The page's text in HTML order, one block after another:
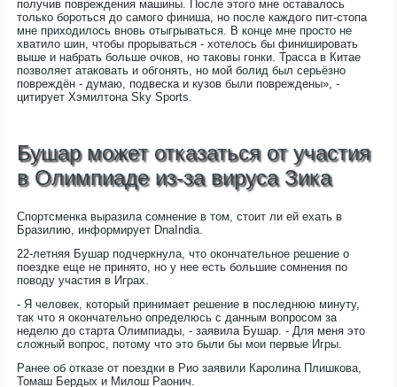
получив повреждения машины. После этого мне оставалось
только бороться до самого финиша, но после каждого пит-стопа
мне приходилось вновь отыгрываться. В конце мне просто не
хватило шин, чтобы прорываться - хотелось бы финишировать
выше и набрать больше очков, но таковы гонки. Трасса в Китае
позволяет атаковать и обгонять, но мой болид был серьёзно
повреждён - думаю, подвеска и кузов были повреждены», -
цитирует Хэмилтона Sky Sports.
Бушар может отказаться от участия
в Олимпиаде из-за вируса Зика
Спортсменка выразила сомнение в том, стоит ли ей ехать в
Бразилию, информирует DnaIndia.
22-летняя Бушар подчеркнула, что окончательное решение о
поездке еще не принято, но у нее есть большие сомнения по
поводу участия в Играх.
- Я человек, который принимает решение в последнюю минуту,
так что я окончательно определюсь с данным вопросом за
неделю до старта Олимпиады, - заявила Бушар. - Для меня это
сложный вопрос, потому что это были бы мои первые Игры.
Ранее об отказе от поездки в Рио заявили Каролина Плишкова,
Томаш Бердых и Милош Раонич.